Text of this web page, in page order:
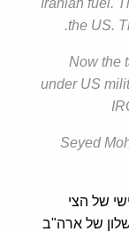
the US.
Now the
under US
של הצי
של ארה"ב